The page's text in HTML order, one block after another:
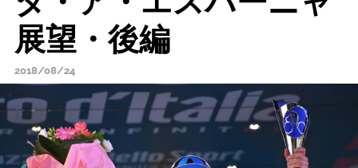
展望・後編
2018/08/24